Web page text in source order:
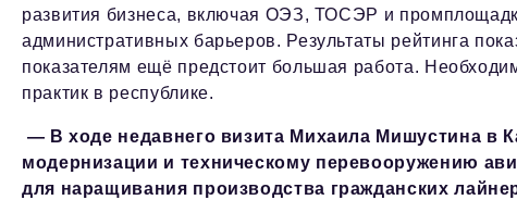
развития бизнеса, включая ОЭЗ, ТОСЭР и
административных барьеров. Результаты рейтинга
показателям ещё предстоит большая работа.
практик в республике.
— В ходе недавнего визита Михаила Мишустина в
модернизации и техническому перевооружению
для наращивания производства гражданских